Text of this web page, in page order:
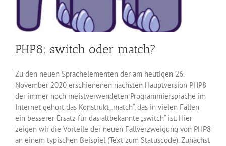
PHP8: switch oder match?
Zu den neuen Sprachelementen der am heutigen 26.
November 2020 erschienenen nächsten Hauptversion PHP8
der immer noch meistverwendeten Programmiersprache im
Internet gehört das Konstrukt „match“, das in vielen Fällen
ein besserer Ersatz für das altbekannte „switch“ ist. Hier
zeigen wir die Vorteile der neuen Fallverzweigung von PHP8
an einem typischen Beispiel (Text zum Statuscode). Zunächst